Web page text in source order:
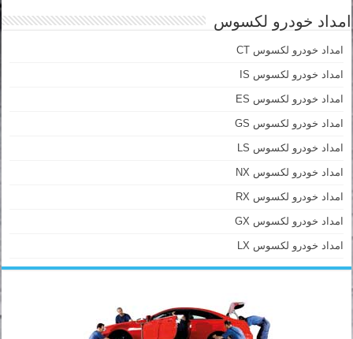
امداد خودرو لکسوس
امداد خودرو لکسوس CT
امداد خودرو لکسوس IS
امداد خودرو لکسوس ES
امداد خودرو لکسوس GS
امداد خودرو لکسوس LS
امداد خودرو لکسوس NX
امداد خودرو لکسوس RX
امداد خودرو لکسوس GX
امداد خودرو لکسوس LX